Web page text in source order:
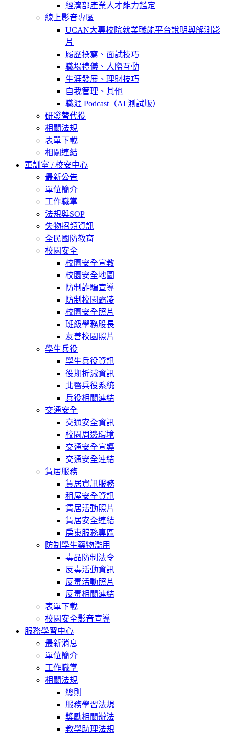
經濟部產業人才能力鑑定
線上影音專區
UCAN大專校院就業職能平台說明與解測影
片
履歷撰寫、面試技巧
職場禮儀、人際互動
生涯發展、理財技巧
自我管理、其他
職涯 Podcast（AI 測試版）
研發替代役
相關法規
表單下載
相關連結
軍訓室 / 校安中心
最新公告
單位簡介
工作職掌
法規與SOP
失物招領資訊
全民國防教育
校園安全
校園安全宣教
校園安全地圖
防制詐騙宣導
防制校園霸凌
校園安全照片
班級學務股長
友善校園照片
學生兵役
學生兵役資訊
役期折減資訊
北醫兵役系統
兵役相關連結
交通安全
交通安全資訊
校園周邊環境
交通安全宣導
交通安全連結
賃居服務
賃居資訊服務
租屋安全資訊
賃居活動照片
賃居安全連結
房東服務專區
防制學生藥物濫用
毒品防制法令
反毒活動資訊
反毒活動照片
反毒相關連結
表單下載
校園安全影音宣導
服務學習中心
最新消息
單位簡介
工作職掌
相關法規
總則
服務學習法規
獎勵相關辦法
教學助理法規